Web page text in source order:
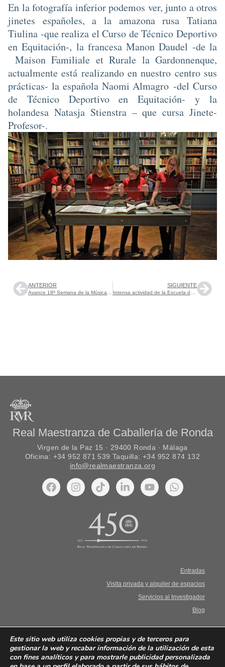
En la fotografía inferior podemos ver, junto a otros
jinetes españoles, a la amazona rusa Tatiana
Tiulina -que realiza el Curso de Técnico Deportivo
en Equitación-, la francesa Manon Daudel -de la
Maison Familiale et Rurale la Gardonnenque,
actualmente está realizando en nuestro centro sus
prácticas- la española Naomi Almagro -del Curso
de Técnico Deportivo en Equitación- y la
holandesa Natasja Stienstra – que cursa Jinete-
Profesor-.
ANTERIOR SIGUIENTE
Real Maestranza de Caballería de Ronda
Virgen de la Paz 15 · 29400 Ronda · Málaga
Oficina: +34 952 871 539 Taquilla: +34 952 874 132
info@realmaestranza.org
Entradas
Visita privada y alquiler de espacios
Servicios al Investigador
Blog
Política de privacidad
Este sitio web utiliza cookies propias y de terceros para
gestionar la web y recabar información de la utilización de esta
con fines analíticos y para mostrarle publicidad personalizada